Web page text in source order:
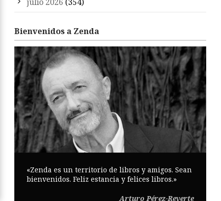
Bienvenidos a Zenda
«Zenda es un territorio de libros y amigos. Sean
bienvenidos. Feliz estancia y felices libros.»
Arturo Pérez-Reverte